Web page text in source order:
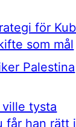
för
som mål
Palestina
tysta
får han rätt i